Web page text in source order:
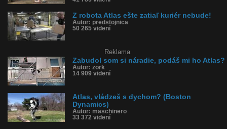
Z robota Atlas ešte zatiaľ kuriér nebude!
Autor: predstojnica
50 265 videní
Reklama
Zabudol som si náradie, podáš mi ho Atlas?
Autor: zork
14 909 videní
Atlas, vládzeš s dychom? (Boston
Dynamics)
Autor: maschinero
33 372 videní